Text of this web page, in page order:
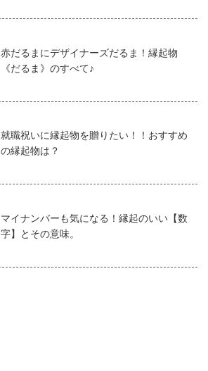
赤だるまにデザイナーズだるま！縁起物
《だるま》のすべて♪
就職祝いに縁起物を贈りたい！！おすすめ
の縁起物は？
マイナンバーも気になる！縁起のいい【数
字】とその意味。